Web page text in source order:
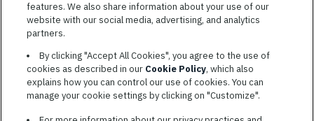
CONDITIONS GÉNÉRALES D’UTILISATION
COOKIE SETTINGS
PLAN DU SITE
PRIVACY POLICY
COOKIE CHOICES & INFO
L3HARRIS.COM
features. We also share information about your use of our
website with our social media, advertising, and analytics
partners.
By clicking "Accept All Cookies", you agree to the use of
cookies as described in our Cookie Policy, which also
explains how you can control our use of cookies. You can
manage your cookie settings by clicking on "Customize".